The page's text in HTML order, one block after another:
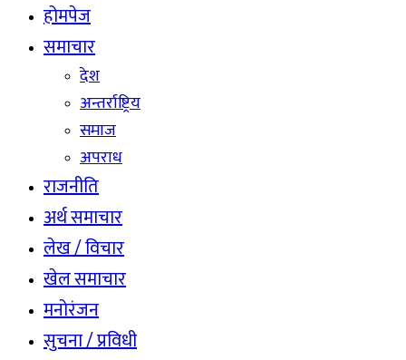
होमपेज
समाचार
देश
अन्तर्राष्ट्रिय
समाज
अपराध
राजनीति
अर्थ समाचार
लेख / विचार
खेल समाचार
मनोरंजन
सुचना / प्रविधी